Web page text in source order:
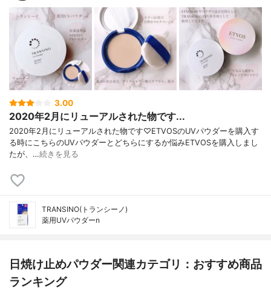
3.00
2020年2月にリューアルされた物です...
2020年2月にリューアルされた物です♡ETVOSのUVパウダーを購入す
る時にこちらのUVパウダーとどちらにするか悩みETVOSを購入しまし
たが、…続きを見る
TRANSINO(トランシーノ)
薬用UVパウダーn
日焼け止めパウダー関連カテゴリ：おすすめ商品
ランキング